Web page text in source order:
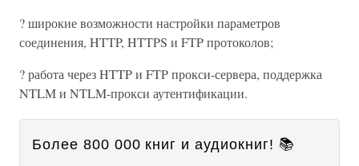
? широкие возможности настройки параметров
соединения, HTTP, HTTPS и FTP протоколов;
? работа через HTTP и FTP прокси-сервера, поддержка
NTLM и NTLM-прокси аутентификации.
Более 800 000 книг и аудиокниг! 📚